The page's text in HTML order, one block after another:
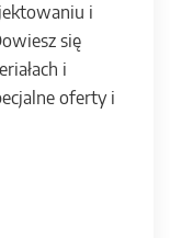
i
się
i
oferty i